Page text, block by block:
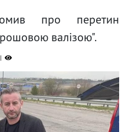
про перетин
валізою".